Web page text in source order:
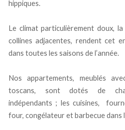
hippiques.
Le climat particulièrement doux,
collines adjacentes, rendent cet
dans toutes les saisons de l’année.
Nos appartements, meublés
toscans, sont dotés de
indépendants ; les cuisines,
four, congélateur et barbecue dans